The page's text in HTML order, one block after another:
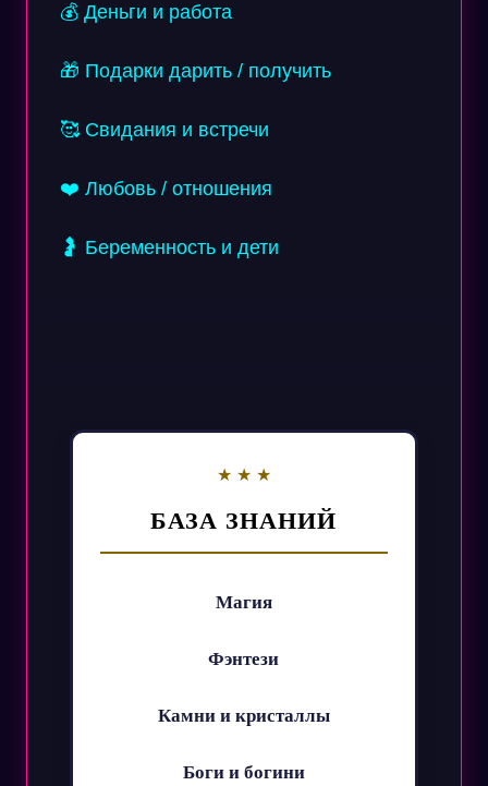
💰 Деньги и работа
🎁 Подарки дарить / получить
🥰 Свидания и встречи
❤️ Любовь / отношения
🤰 Беременность и дети
БАЗА ЗНАНИЙ
Магия
Фэнтези
Камни и кристаллы
Боги и богини